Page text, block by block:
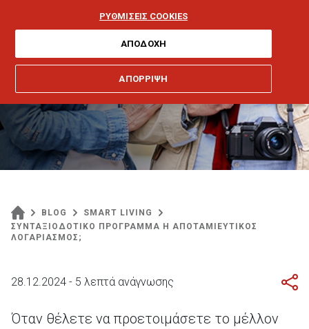
αποταμιευτικός
λογαριασμός;
BLOG
SMART LIVING
ΣΥΝΤΑΞΙΟΔΟΤΙΚΟ ΠΡΟΓΡΑΜΜΑ Η ΑΠΟΤΑΜΙΕΥΤΙΚΟΣ
ΛΟΓΑΡΙΑΣΜΟΣ;
28.12.2024 - 5 λεπτά ανάγνωσης
Όταν θέλετε να προετοιμάσετε το μέλλον
ΡΥΘΜΙΣΕΙΣ COOKIES
ΑΠΟΡΡΙΨΗ
ΑΠΟΔΟΧΗ